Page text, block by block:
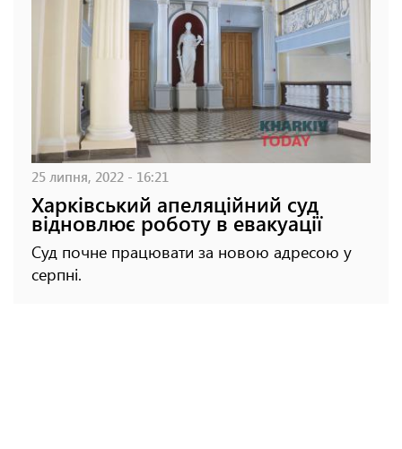
25 липня, 2022 - 16:21
Харківський апеляційний суд
відновлює роботу в евакуації
Суд почне працювати за новою адресою у
серпні.